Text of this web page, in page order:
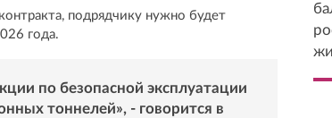
подрядчику нужно будет
года.
по безопасной эксплуатации
тоннелей», - говорится в